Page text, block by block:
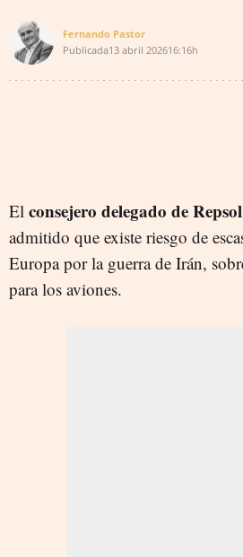
Fernando Pastor
Publicada13 abril 202616:16h
El consejero delegado de
admitido que existe riesgo de
Europa por la guerra de Irán,
para los aviones.